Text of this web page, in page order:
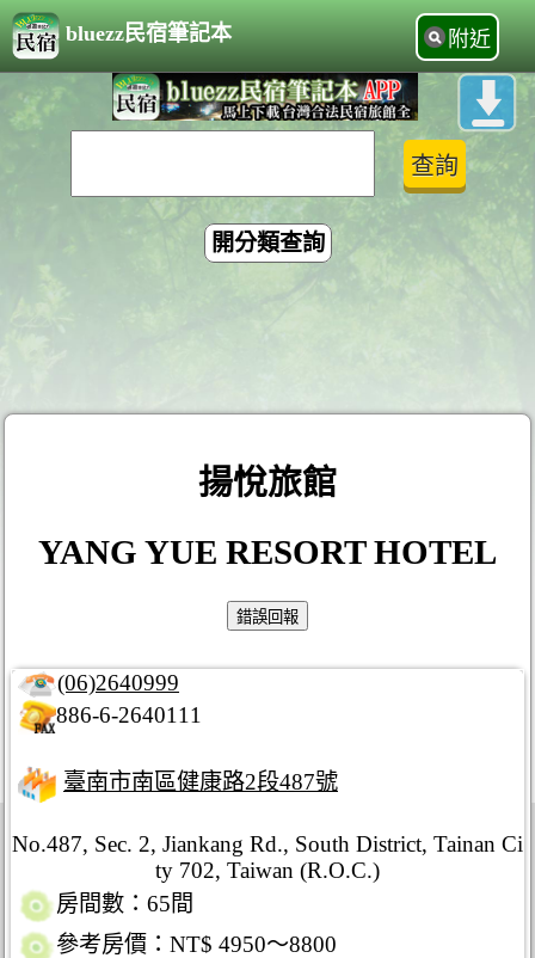
bluezz民宿筆記本 附近
開分類查詢
揚悅旅館
YANG YUE RESORT HOTEL
(06)2640999
886-6-2640111
臺南市南區健康路2段487號
No.487, Sec. 2, Jiankang Rd., South District, Tainan Ci
ty 702, Taiwan (R.O.C.)
房間數：65間
參考房價：NT$ 4950～8800